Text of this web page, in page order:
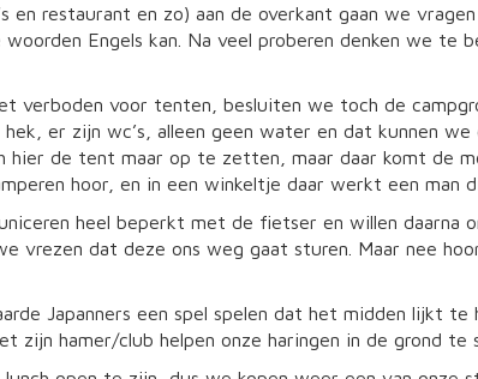
en restaurant en zo) aan de overkant gaan we
Engels kan. Na veel proberen denken we te
verboden voor tenten, besluiten we toch de
er zijn wc’s, alleen geen water en dat kunnen we
hier de tent maar op te zetten, maar daar komt de
hoor, en in een winkeltje daar werkt een man
heel beperkt met de fietser en willen daarna
vrezen dat deze ons weg gaat sturen. Maar nee
Japanners een spel spelen dat het midden lijkt te
zijn hamer/club helpen onze haringen in de grond te